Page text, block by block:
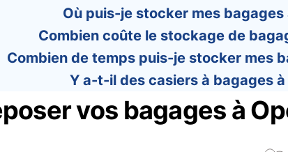
Où puis-je stocker mes
Combien coûte le stockage de
Combien de temps puis-je stocker mes
Y a-t-il des casiers à bagages
vos bagages à